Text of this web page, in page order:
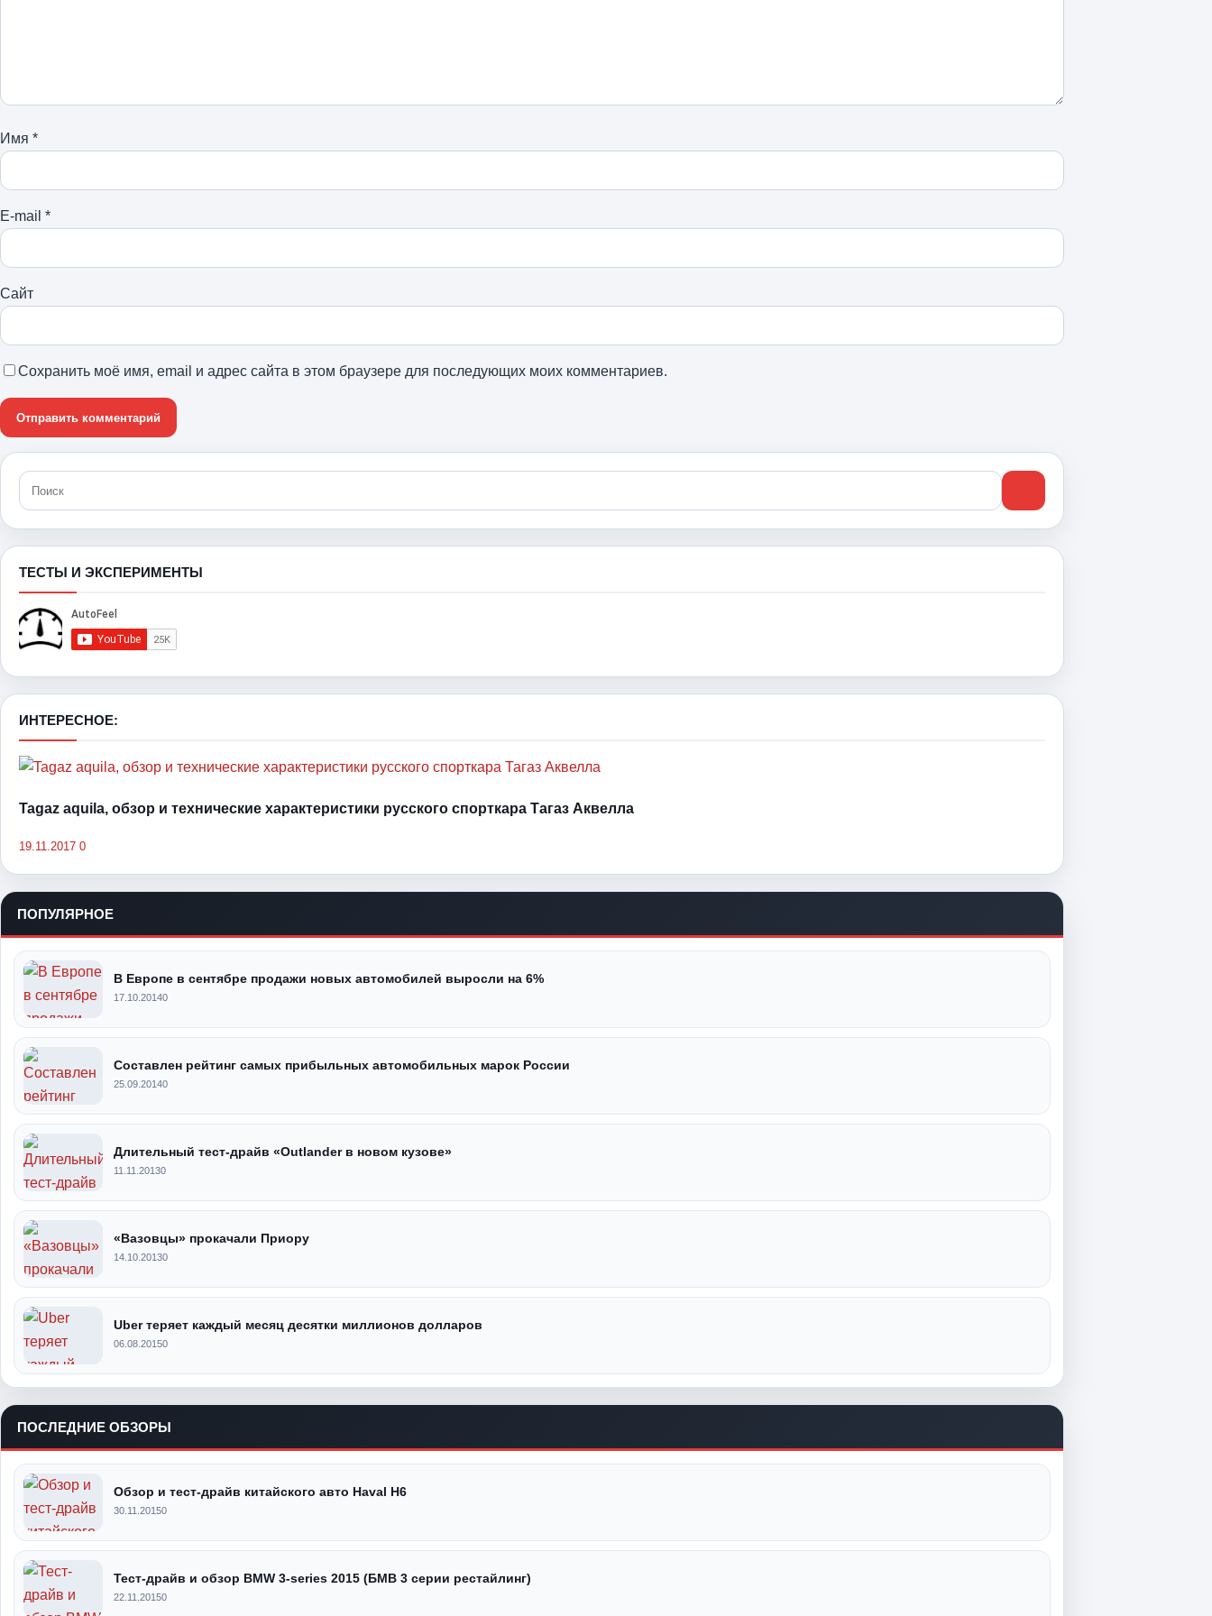
Имя *
E-mail *
Сайт
Сохранить моё имя, email и адрес сайта в этом браузере для последующих моих комментариев.
ТЕСТЫ И ЭКСПЕРИМЕНТЫ
ИНТЕРЕСНОЕ:
Tagaz aquila, обзор и технические характеристики русского спорткара Тагаз Аквелла
19.11.2017 0
ПОПУЛЯРНОЕ
В Европе в сентябре продажи новых автомобилей выросли на 6%
17.10.20140
Составлен рейтинг самых прибыльных автомобильных марок России
25.09.20140
Длительный тест-драйв «Outlander в новом кузове»
11.11.20130
«Вазовцы» прокачали Приору
14.10.20130
Uber теряет каждый месяц десятки миллионов долларов
06.08.20150
ПОСЛЕДНИЕ ОБЗОРЫ
Обзор и тест-драйв китайского авто Haval H6
30.11.20150
Тест-драйв и обзор BMW 3-series 2015 (БМВ 3 серии рестайлинг)
22.11.20150